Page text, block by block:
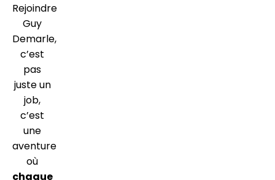
Rejoindre
Guy
Demarle,
c’est
pas
juste un
job,
c’est
une
aventure
où
chaque